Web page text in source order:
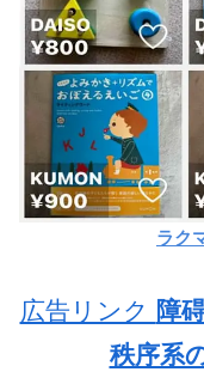
ラク
広告リンク 障
秩序系